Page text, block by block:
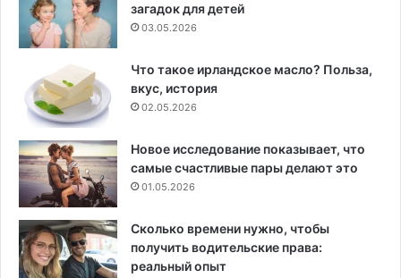
загадок для детей
03.05.2026
Что такое ирландское масло? Польза,
вкус, история
02.05.2026
Новое исследование показывает, что
самые счастливые пары делают это
01.05.2026
Сколько времени нужно, чтобы
получить водительские права:
реальный опыт